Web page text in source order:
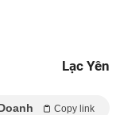
Lạc Yên
Copy link